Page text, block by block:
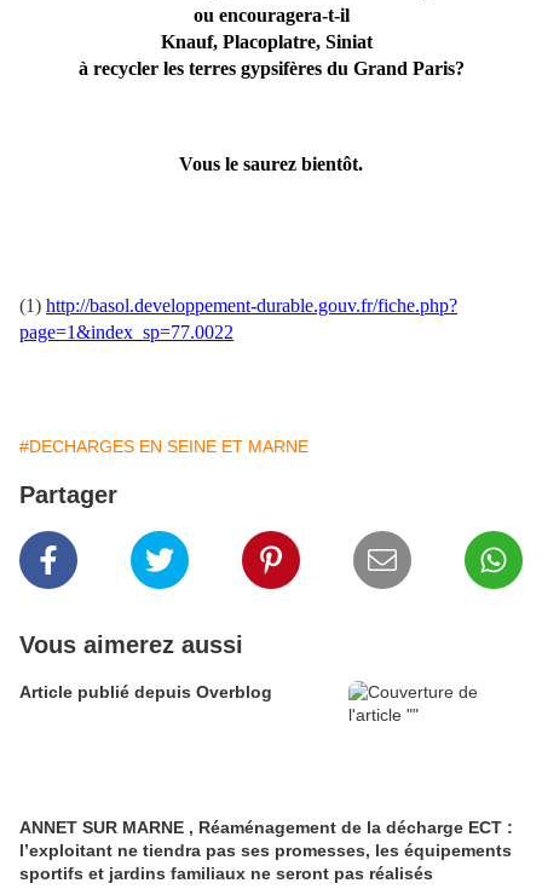
ou encouragera-t-il
Knauf, Placoplatre, Siniat
à recycler les terres gypsifères du Grand Paris?
Vous le saurez bientôt.
(1) http://basol.developpement-durable.gouv.fr/fiche.php?
page=1&index_sp=77.0022
#DECHARGES EN SEINE ET MARNE
Partager
Vous aimerez aussi
Article publié depuis Overblog
ANNET SUR MARNE , Réaménagement de la décharge ECT :
l’exploitant ne tiendra pas ses promesses, les équipements
sportifs et jardins familiaux ne seront pas réalisés